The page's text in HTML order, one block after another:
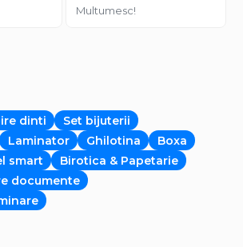
Multumesc!
dinti
Set bijuterii
Laminator Ghilotina
Boxa
smart
Birotica & Papetarie
documente